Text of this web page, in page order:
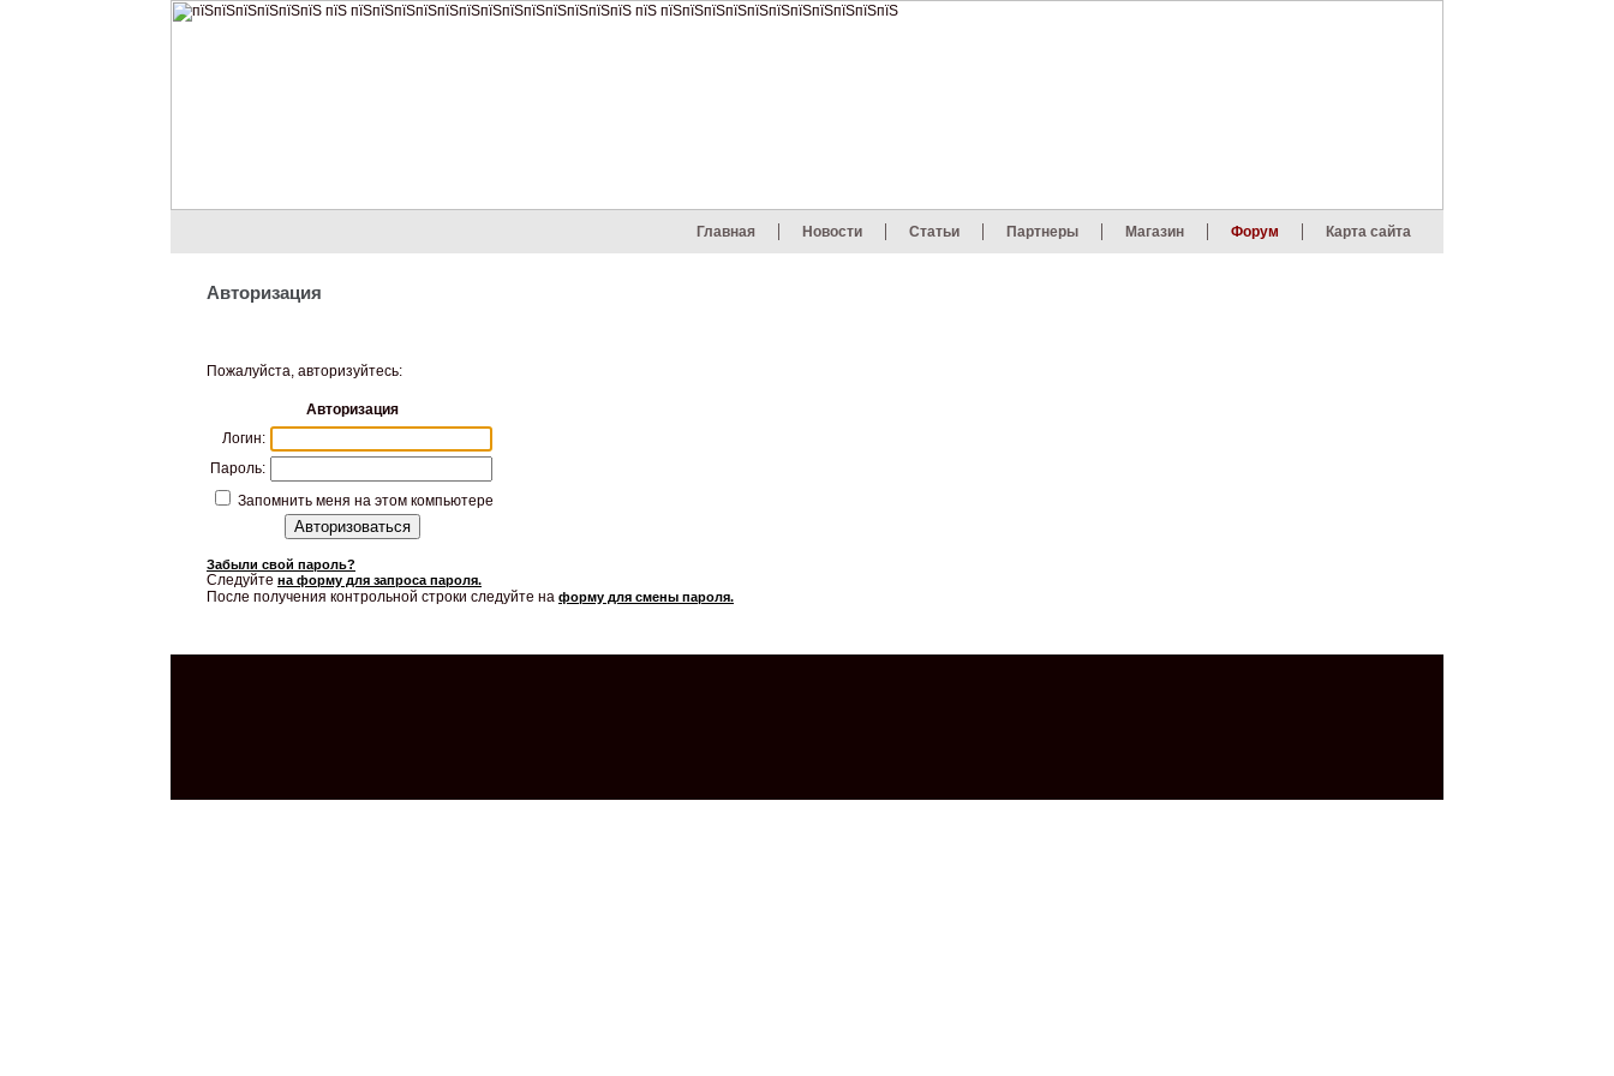
Главная Новости Статьи Партнеры Магазин Форум Карта сайта
Авторизация
Пожалуйста, авторизуйтесь:
Авторизация
Логин:
Пароль:
Запомнить меня на этом компьютере
Забыли свой пароль?
Следуйте на форму для запроса пароля.
После получения контрольной строки следуйте на форму для смены пароля.